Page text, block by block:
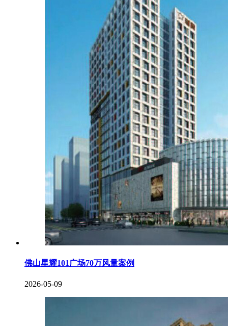
佛山星耀101广场70万风量案例
2026-05-09